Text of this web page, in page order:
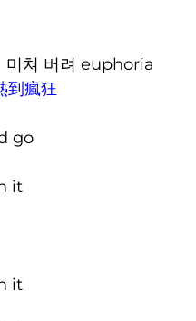
미쳐 버려 euphoria
到瘋狂
go
it
it